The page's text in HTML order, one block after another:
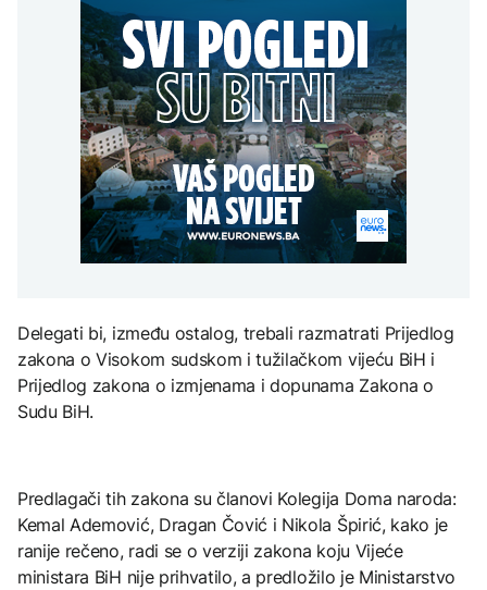
DRUŠTVO
Veliki uspjeh sarajevskih
planinara, osvojili najviši
vrh Turske
Nuklearka Krško
smanjuje proizvodnju
zbog niskog vodostaja i
visokih temperatura
Save
u sukobu? Lider SAD se
obratio naciji
EVROPA
Šteta od požara oko 19
milijardi evra, EU
preusmjerava fokus na
prevenciju
ZANIMLJIVOSTI
Rihanna radi na novom
albumu
ZDRAVLJE
Delegati bi, između ostalog, trebali razmatrati Prijedlog
zakona o Visokom sudskom i tužilačkom vijeću BiH i
Prijedlog zakona o izmjenama i dopunama Zakona o
Sudu BiH.
Predlagači tih zakona su članovi Kolegija Doma naroda:
Kemal Ademović, Dragan Čović i Nikola Špirić, kako je
ranije rečeno, radi se o verziji zakona koju Vijeće
ministara BiH nije prihvatilo, a predložilo je Ministarstvo